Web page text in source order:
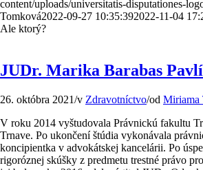
content/uploads/universitatis-disputationes-
Tomková2022-09-27 10:35:392022-11-04
Ale ktorý?
JUDr. Marika Barabas
26. októbra 2021/v Zdravotníctvo/od Miriama
V roku 2014 vyštudovala Právnickú fakultu
Trnave. Po ukončení štúdia vykonávala
koncipientka v advokátskej kancelárii. Po
rigoróznej skúšky z predmetu trestné právo